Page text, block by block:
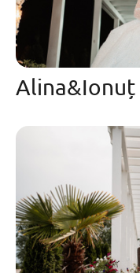
Alina&Ionuț